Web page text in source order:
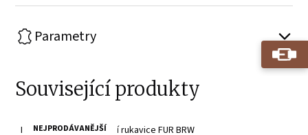
Parametry
Související produkty
NEJPRODÁVANĚJŠÍ
Hnědé kožešinové zimní rukavice FUR BRW